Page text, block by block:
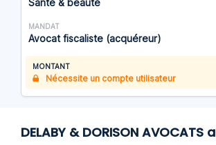
Santé & beauté
MANDAT
Avocat fiscaliste (acquéreur)
MONTANT
Nécessite un compte utilisateur
DELABY & DORISON AVOCATS a